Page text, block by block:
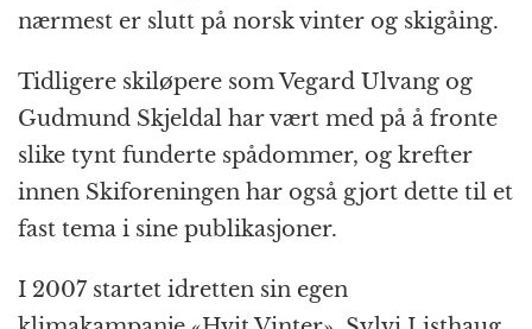
nærmest er slutt på norsk vinter og skigåing.
Tidligere skiløpere som Vegard Ulvang og
Gudmund Skjeldal har vært med på å fronte
slike tynt funderte spådommer, og krefter
innen Skiforeningen har også gjort dette til et
fast tema i sine publikasjoner.
I 2007 startet idretten sin egen